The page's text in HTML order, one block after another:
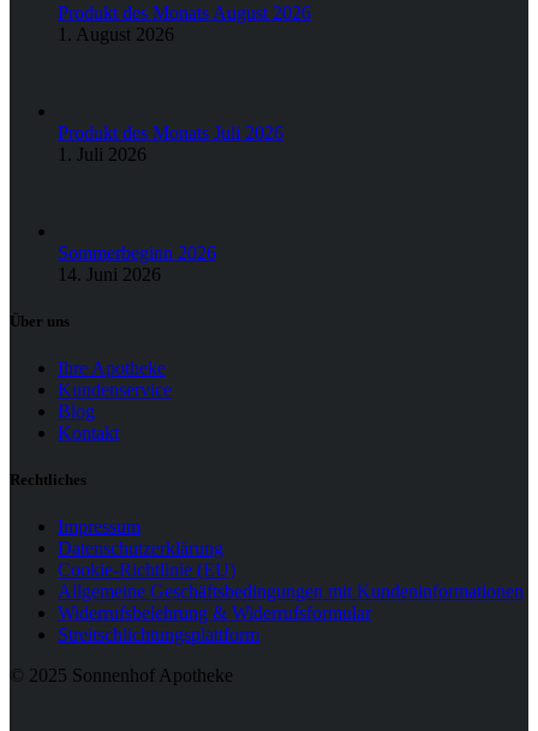
Produkt des Monats August 2026
1. August 2026
Produkt des Monats Juli 2026
1. Juli 2026
Sommerbeginn 2026
14. Juni 2026
Über uns
Ihre Apotheke
Kundenservice
Blog
Kontakt
Rechtliches
Impressum
Datenschutzerklärung
Cookie-Richtlinie (EU)
Allgemeine Geschäftsbedingungen mit Kundeninformationen
Widerrufsbelehrung & Widerrufsformular
Streitschlichtungsplattform
© 2025 Sonnenhof Apotheke